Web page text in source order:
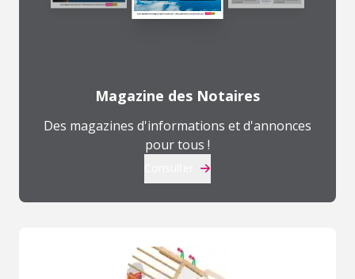
Magazine des Notaires
Des magazines d'informations et d'annonces
pour tous !